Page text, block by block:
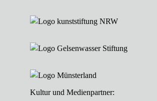
Kultur und Medienpartner: